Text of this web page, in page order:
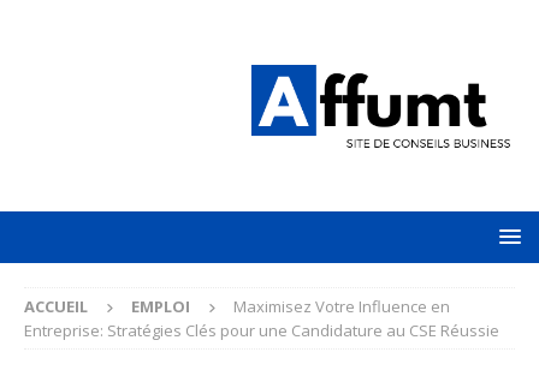
ACCUEIL EMPLOI
Maximisez Votre Influence en
Entreprise: Stratégies Clés pour une Candidature au CSE Réussie